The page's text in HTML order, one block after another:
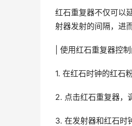
红石重复器不仅可以
射器发射的间隔，进
| 使用红石重复器控
1. 在红石时钟的红石
2. 点击红石重复器，
3. 在发射器和红石时